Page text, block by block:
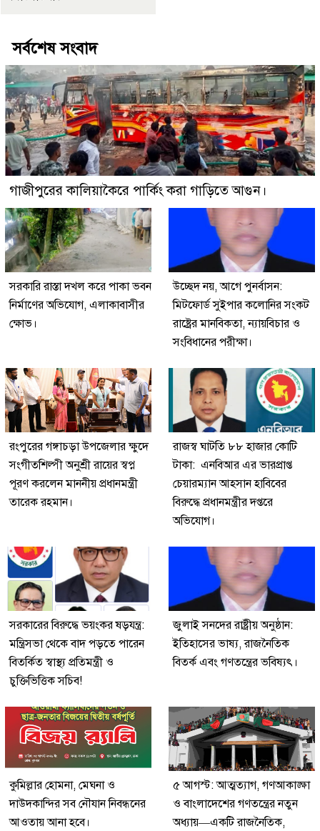
সর্বশেষ সংবাদ
গাজীপুরের কালিয়াকৈরে পার্কিং করা গাড়িতে আগুন।
সরকারি রাস্তা দখল করে পাকা ভবন
নির্মাণের অভিযোগ, এলাকাবাসীর
ক্ষোভ।
উচ্ছেদ নয়, আগে পুনর্বাসন:
মিটফোর্ড সুইপার কলোনির সংকট
রাষ্ট্রের মানবিকতা, ন্যায়বিচার ও
সংবিধানের পরীক্ষা।
রংপুরের গঙ্গাচড়া উপজেলার ক্ষুদে
সংগীতশিল্পী অনুশ্রী রায়ের স্বপ্ন
পূরণ করলেন মাননীয় প্রধানমন্ত্রী
তারেক রহমান।
রাজস্ব ঘাটতি ৮৮ হাজার কোটি
টাকা: এনবিআর এর ভারপ্রাপ্ত
চেয়ারম্যান আহসান হাবিবের
বিরুদ্ধে প্রধানমন্ত্রীর দপ্তরে
অভিযোগ।
সরকারের বিরুদ্ধে ভয়ংকর ষড়যন্ত্র:
মন্ত্রিসভা থেকে বাদ পড়তে পারেন
বিতর্কিত স্বাস্থ্য প্রতিমন্ত্রী ও
চুক্তিভিত্তিক সচিব!
জুলাই সনদের রাষ্ট্রীয় অনুষ্ঠান:
ইতিহাসের ভাষ্য, রাজনৈতিক
বিতর্ক এবং গণতন্ত্রের ভবিষ্যৎ।
কুমিল্লার হোমনা, মেঘনা ও
দাউদকান্দির সব নৌযান নিবন্ধনের
আওতায় আনা হবে।
৫ আগস্ট: আত্মত্যাগ, গণআকাঙ্ক্ষা
ও বাংলাদেশের গণতন্ত্রের নতুন
অধ্যায়—একটি রাজনৈতিক,